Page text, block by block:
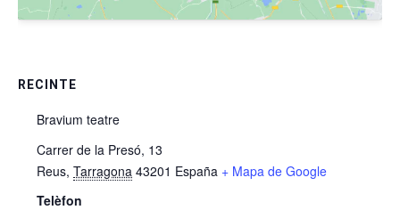
RECINTE
Bravium teatre
Carrer de la Presó, 13
Reus, Tarragona 43201 España + Mapa de Google
Telèfon